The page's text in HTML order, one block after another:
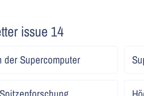
issue 14
der Supercomputer